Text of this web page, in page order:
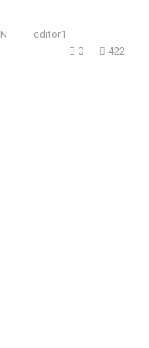
editor1
0
422